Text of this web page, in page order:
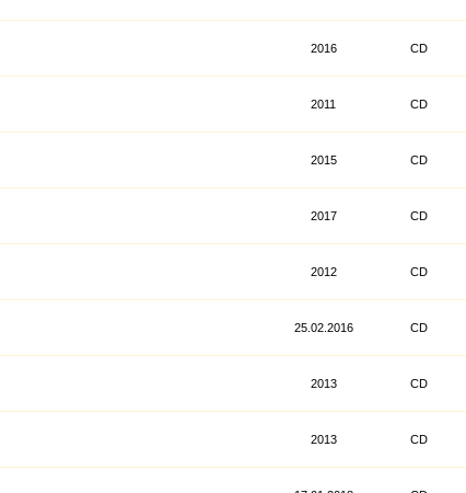
2016 CD
2011 CD
2015 CD
2017 CD
2012 CD
25.02.2016 CD
2013 CD
2013 CD